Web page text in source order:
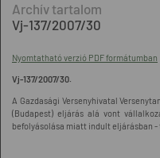
Vj-137/2007/30
Nyomtatható verzió PDF formátumban
Vj-137/2007/30.
A Gazdasági Versenyhivatal
(Budapest) eljárás alá vont
befolyásolása miatt indult eljárásban